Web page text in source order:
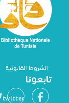
الشروط القانونية
تابعونا
twitter